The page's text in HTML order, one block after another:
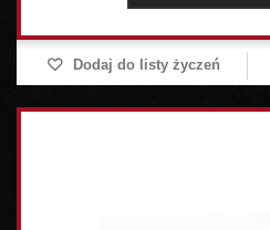
Dodaj do listy życzeń